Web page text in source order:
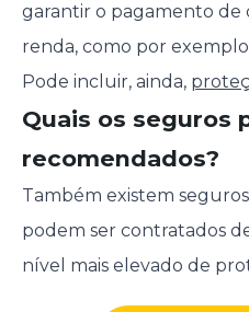
garantir o pagamento de
renda, como por exemplo
Pode incluir, ainda,
Quais os seguros
recomendados?
Também existem
podem ser contratados
nível mais elevado de